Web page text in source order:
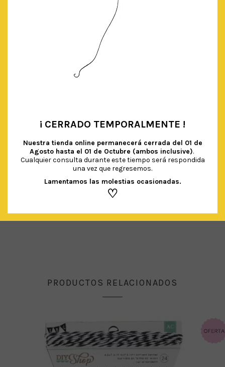
PLATOS FORMA ARCOÍRIS PASTEL
€
IVA Incluido
PRODUCTOS RELACIONADOS
¡ CERRADO TEMPORALMENTE !
Nuestra tienda online permanecerá cerrada del 01 de
Agosto hasta el 01 de Octubre (ambos inclusive).
Cualquier consulta durante este tiempo será respondida
una vez que regresemos.
Lamentamos las molestias ocasionadas.
♡